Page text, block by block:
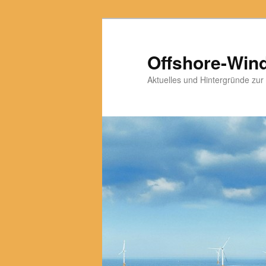
Offshore-
Aktuelles und Hintergründe